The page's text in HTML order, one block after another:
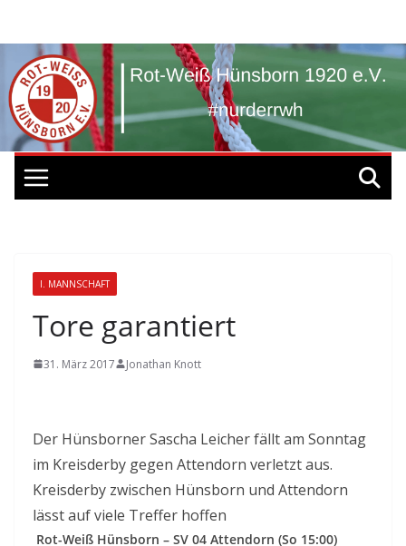
springen
I. MANNSCHAFT
Tore garantiert
31. März 2017 Jonathan Knott
Der Hünsborner Sascha Leicher fällt am Sonntag
im Kreisderby gegen Attendorn verletzt aus.
Kreisderby zwischen Hünsborn und Attendorn
lässt auf viele Treffer hoffen
Rot-Weiß Hünsborn – SV 04 Attendorn (So 15:00)